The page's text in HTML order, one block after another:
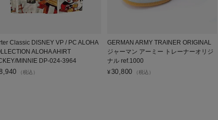
Classic DISNEY VP / PC ALOHA
ALOHA AHIRT
MINNIE DP-024-3964
（税込）
GERMAN ARMY TRAINER ORIGINAL
ジャーマン アーミー トレーナーオリジ
ナル ref.1000
¥ 30,800 （税込）